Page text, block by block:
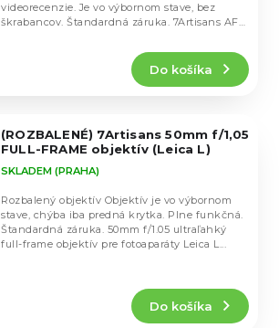
Do košíka
videorecenzie. Je vo výbornom stave, bez
škrabancov. Štandardná záruka. 7Artisans AF
(ROZBALENÉ) 7Artisans 50mm f/1,05
FULL-FRAME objektív (Leica L)
SKLADEM (PRAHA)
Do košíka
Rozbalený objektív Objektív je vo výbornom
stave, chýba iba predná krytka. Plne funkčná.
Štandardná záruka. 50mm f/1.05 ultraľahký
full-frame objektív pre fotoaparáty Leica L...